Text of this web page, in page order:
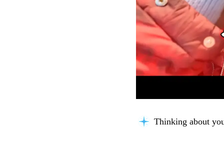
Thinking about